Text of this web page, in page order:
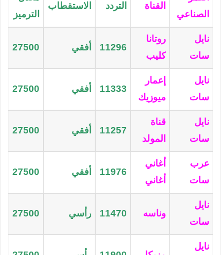
الصناعي
القناة التردد الاستقطاب
الترميز
نايل
سات
روتانا
كليب
11296 أفقي 27500
نايل
سات
إعمار
ميوزيك
11333 أفقي 27500
نايل
سات
قناة
المولد
11257 أفقي 27500
عرب
سات
أغاني
أغاني
11976 أفقي 27500
نايل
سات
وناسه 11470 رأسي 27500
نايل